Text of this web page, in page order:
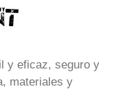
y eficaz, seguro y
materiales y